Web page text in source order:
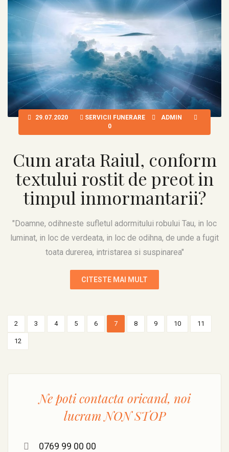
29.07.2020 SERVICII FUNERARE
ADMIN
0
Cum arata Raiul, conform
textului rostit de preot in
timpul inmormantarii?
"Doamne, odihneste sufletul adormitului robului Tau, in loc
luminat, in loc de verdeata, in loc de odihna, de unde a fugit
toata durerea, intristarea si suspinarea"
CITESTE MAI MULT
2 3 4 5 6 7 8 9 10 11
12
Ne poti contacta oricand, noi
lucramNON STOP
0769 99 00 00